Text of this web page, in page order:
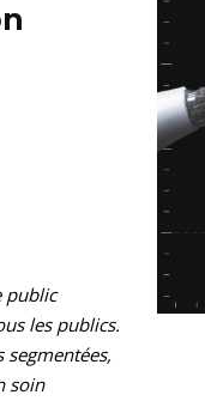
public
les publics.
soin